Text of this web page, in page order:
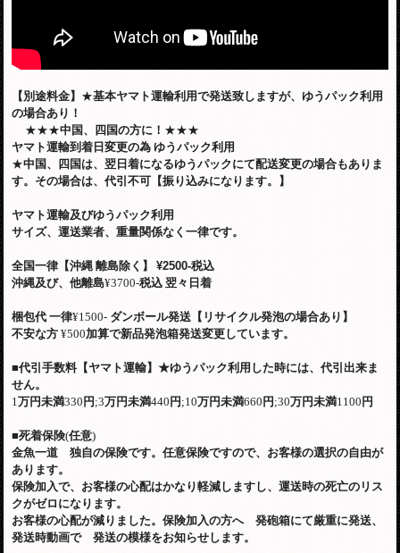
【別途料金】 ★基本ヤマト運輸利用で発送致しますが、ゆうパック利用
の場合あり！
★★★中国、四国の方に！ ★★★
ヤマト運輸到着日変更の為 ゆうパック利用
★中国、四国は、翌日着になるゆうパックにて配送変更の場合もありま
す。その場合は、代引不可【振り込みになります。】
ヤマト運輸及びゆうパック利用
サイズ、運送業者、重量関係なく一律です。
全国一律【沖縄 離島除く】
¥2500-税込
沖縄及び、他離島¥3700-税込 翌々日着
梱包代 一律¥1500- ダンボール発送【リサイクル発泡の場合あり】
不安な方 ¥500加算で新品発泡箱発送変更しています。
■代引手数料【ヤマト運輸】★ゆうパック利用した時には、代引出来ま
せん。
1万円未満330 円 ;3万円未満440 円 ;10万円未満660 円 ;30万円未満1100 円
■死着保険(任意)
金魚一道 独自の保険です。任意保険ですので、お客様の選択の自由が
あります。
保険加入で、お客様の心配はかなり軽減しますし、運送時の死亡のリス
クがゼロになります。
お客様の心配が減りました。保険加入の方へ 発砲箱にて厳重に発送、
発送時動画で 発送の模様をお知らせします。